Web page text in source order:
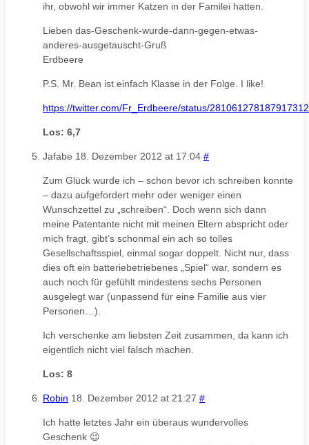
ihr, obwohl wir immer Katzen in der Familei hatten.
Lieben das-Geschenk-wurde-dann-gegen-etwas-
anderes-ausgetauscht-Gruß
Erdbeere
P.S. Mr. Bean ist einfach Klasse in der Folge. I like!
https://twitter.com/Fr_Erdbeere/status/281061278187917312
Los: 6,7
Jafabe 18. Dezember 2012 at 17:04 #
Zum Glück wurde ich – schon bevor ich schreiben konnte
– dazu aufgefordert mehr oder weniger einen
Wunschzettel zu „schreiben“. Doch wenn sich dann
meine Patentante nicht mit meinen Eltern abspricht oder
mich fragt, gibt’s schonmal ein ach so tolles
Gesellschaftsspiel, einmal sogar doppelt. Nicht nur, dass
dies oft ein batteriebetriebenes „Spiel“ war, sondern es
auch noch für gefühlt mindestens sechs Personen
ausgelegt war (unpassend für eine Familie aus vier
Personen…).
Ich verschenke am liebsten Zeit zusammen, da kann ich
eigentlich nicht viel falsch machen.
Los: 8
Robin 18. Dezember 2012 at 21:27 #
Ich hatte letztes Jahr ein überaus wundervolles
Geschenk 😉